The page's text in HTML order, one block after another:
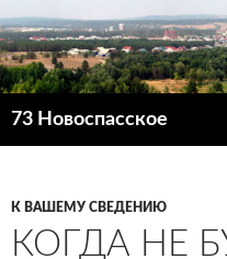
73 Новоспасское
К ВАШЕМУ СВЕДЕНИЮ
КОГДА НЕ